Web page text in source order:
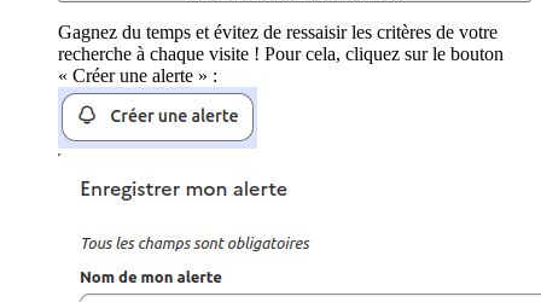
Gagnez du temps et évitez de ressaisir les critères de votre
recherche à chaque visite ! Pour cela, cliquez sur le bouton
« Créer une alerte » :